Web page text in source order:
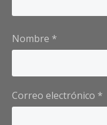
Nombre *
Correo electrónico *